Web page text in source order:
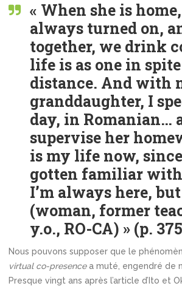
« When she is
always turned on,
together, we drink
life is as one in
distance. And with
granddaughter, I
day, in Romanian…
supervise her
is my life now,
gotten familiar
I’m always here,
(woman, former
y.o., RO-CA) » (p.
Nous pouvons supposer que le
virtual co-presencea muté, engendré de
Presque vingt ans après l’article d’Ito et